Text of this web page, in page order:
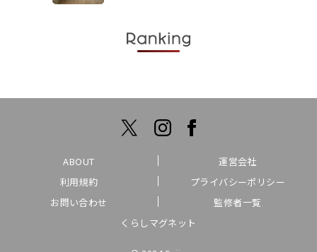
ABOUT
運営会社
利用規約
プライバシーポリシー
お問い合わせ
監修者一覧
くらしマグネット